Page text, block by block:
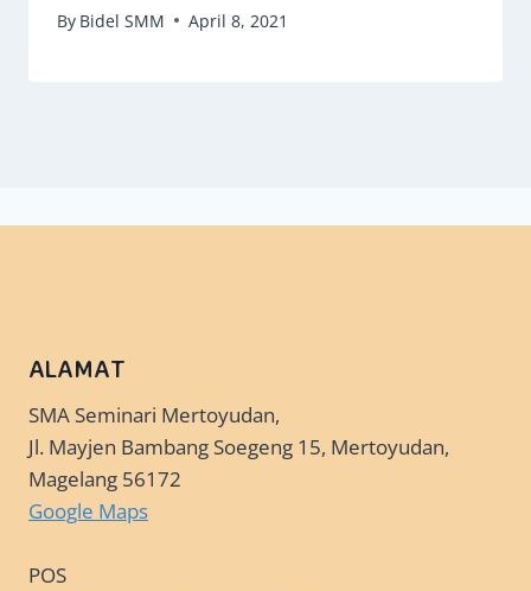
By Bidel SMM April 8, 2021
ALAMAT
SMA Seminari Mertoyudan,
Jl. Mayjen Bambang Soegeng 15, Mertoyudan,
Magelang 56172
Google Maps
POS